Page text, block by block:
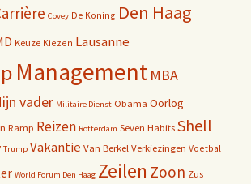
Covey De Koning Den Haag
Keuze Kiezen Lausanne
Management MBA
vader Militaire Dienst Obama Oorlog
Ramp Reizen Rotterdam Seven HabitsShell
Trump Vakantie Van Berkel Verkiezingen Voetbal
World Forum Den Haag Zeilen Zoon Zus